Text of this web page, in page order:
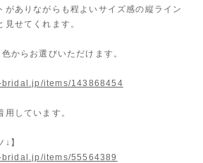
がありながらも程よいサイズ感の縦ライン
せてくれます。
からお選びいただけます。
items/143868454
用しています。
】
items/55564389